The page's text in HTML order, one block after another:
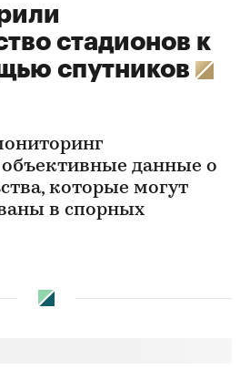
стадионов к
спутников
объективные данные о
которые могут
в спорных